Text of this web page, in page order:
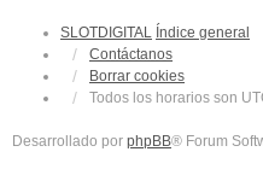
SLOTDIGITAL Índice general
Contáctanos
Borrar cookies
Todos los horarios son
Desarrollado por phpBB® Forum